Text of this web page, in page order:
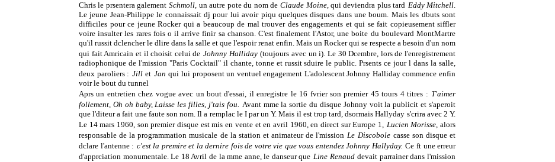
Chris le prsentera galement Schmoll, un autre pote du nom de Claude Moine, qui deviendra plus tard Eddy Mitchell.
Le jeune Jean-Philippe le connaissait dj pour lui avoir piqu quelques disques dans une boum. Mais les dbuts sont
difficiles pour ce jeune Rocker qui a beaucoup de mal trouver des engagements et qui se fait copieusement siffler
voire insulter les rares fois o il arrive finir sa chanson. C'est finalement l'Astor, une boite du boulevard MontMartre
qu'il russit dclencher le dlire dans la salle et que l'espoir renat enfin. Mais un Rocker qui se respecte a besoin d'un nom
qui fait Amricain et il choisit celui de Johnny Halliday (toujours avec un i). Le 30 Dcembre, lors de l'enregistrement
radiophonique de l'mission "Paris Cocktail" il chante, tonne et russit sduire le public. Prsents ce jour l dans la salle,
deux paroliers : Jill et Jan qui lui proposent un ventuel engagement L'adolescent Johnny Halliday commence enfin
voir le bout du tunnel
Aprs un entretien chez vogue avec un bout d'essai, il enregistre le 16 fvrier son premier 45 tours 4 titres : T'aimer
follement, Oh oh baby, Laisse les filles, j'tais fou. Avant mme la sortie du disque Johnny voit la publicit et s'aperoit
que l'diteur a fait une faute son nom. Il a remplac le I par un Y. Mais il est trop tard, dsormais Hallyday s'crira avec 2 Y.
Le 14 mars 1960, son premier disque est mis en vente et en avril 1960, en direct sur Europe 1, Lucien Morisse, alors
responsable de la programmation musicale de la station et animateur de l'mission Le Discobole casse son disque et
dclare l'antenne : c'est la premire et la dernire fois de votre vie que vous entendez Johnny Hallyday. Ce ft une erreur
d'apprciation monumentale. Le 18 Avril de la mme anne, le danseur que Line Renaud devait parrainer dans l'mission